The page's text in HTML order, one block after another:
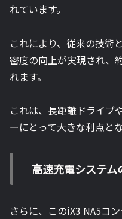
れています。
これにより、従来の技術
密度の向上が実現され、
れます。
これは、長距離ドライブ
ーにとって大きな利点と
高速充電システム
さらに、このiX3 NA5コ